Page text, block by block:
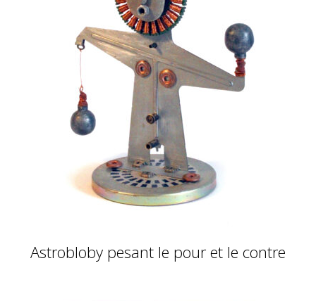
Astrobloby pesant le pour et le contre